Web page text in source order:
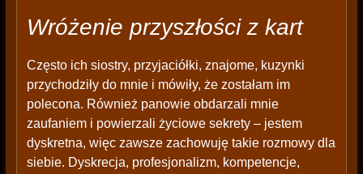
Wróżenie przyszłości z kart
Często ich siostry, przyjaciółki, znajome, kuzynki
przychodziły do mnie i mówiły, że zostałam im
polecona. Również panowie obdarzali mnie
zaufaniem i powierzali życiowe sekrety – jestem
dyskretna, więc zawsze zachowuję takie rozmowy dla
siebie. Dyskrecja, profesjonalizm, kompetencje,